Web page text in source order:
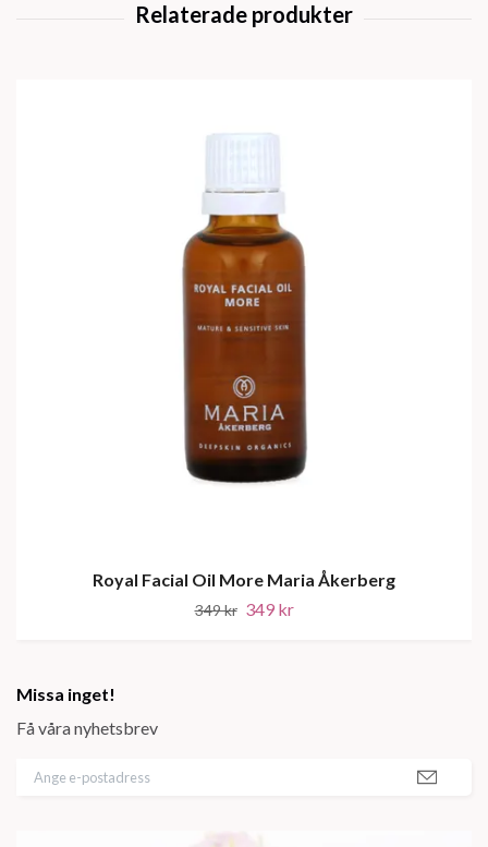
Missa inget!
Få våra nyhetsbrev
Royal Facial Oil More Maria Åkerberg
349 kr 349 kr